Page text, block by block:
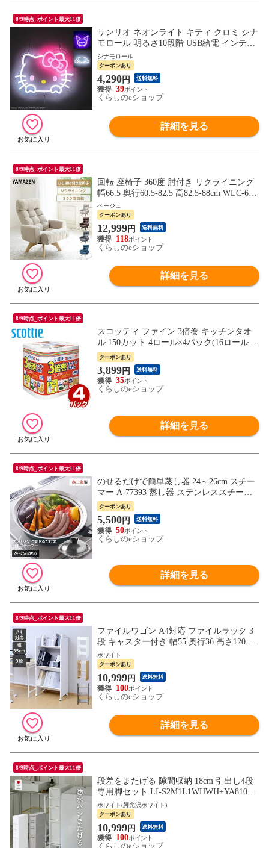
8/9時点_ポイント最大11倍
サンリオ ネオンライト キティ クロミ シナ
モロール 明るさ10段階 USB給電 インテリ
ア 232-HUXP092 キャラクター グッズ LED
テープライト 子供部屋 おしゃれ エクスプ
ラス 【送料無料】
シナモロール
クーポンあり
4,290円 送料無料
39
くらしのeショップ
詳細を見る
8/9時点_ポイント最大11倍
回転 座椅子 360度 肘付き リクライニング
幅66.5 奥行60.5-82.5 高82.5-88cm WLC-65
リビングチェア リラックスチェア 座椅子
高座椅子 チェア チェアー 椅子 イス 山善 Y
AMAZEN 【送料無料】
ベージュ
クーポンあり
12,999円 送料無料
118
くらしのeショップ
詳細を見る
8/9時点_ポイント最大11倍
スコッティ ファイン 3倍巻 キッチンタオ
ル 150カット 4ロール×4パック(16ロール)
キッチンペーパー 三倍巻 長尺 ロール まと
め買い 備蓄 ストック 破れにくい 日本製
油切り 水切り 揚げ物 天ぷら 肉 魚 野菜 日
本製紙クレシア 【送料無料】
クーポンあり
3,899円 送料無料
35
くらしのeショップ
詳細を見る
8/9時点_ポイント最大11倍
のせるだけで簡単蒸し器 24～26cm スチー
マー A-77393 蒸し器 ステンレススチーマ
ー スチーム 蒸し料理 せいろ レシピ付き
燕三条 日本製 アーネスト 【送料無料】
クーポンあり
5,500円 送料無料
50
くらしのeショップ
詳細を見る
8/9時点_ポイント最大11倍
ファイルワゴン A4対応 ファイルラック 3
段 キャスター付き 幅55 奥行36 高さ120.5
A4ファイル収納 教科書収納 絵本棚 ワゴン
書類 収納 ラック 棚 白 山善 YAMAZEN
【送料無料】
ホワイト
クーポンあり
10,999円 送料無料
100
くらしのeショップ
詳細を見る
8/9時点_ポイント最大11倍
段差をまたげる 隙間収納 18cm 引出し4段
専用脚セット LI-S2M1L1WHWH+YA81010
2 幅18.4 奥行き40.9 高さ94.5cm ラック 防
水パン 防水パン対応 収納 ランドリー収納
すき間収納 隙間収納 すきま収納 スリム 洗
濯機ラック 洗面所 洗濯機横 【送料無料】
ホワイト(脚光沢ホワイト)
クーポンあり
10,999円 送料無料
100
くらしのeショップ